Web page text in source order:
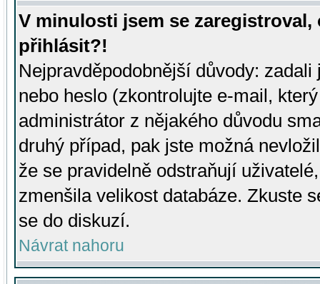
V minulosti jsem se
přihlásit?!
Nejpravděpodobnější důvody:
nebo heslo (zkontrolujte e-mail,
administrátor z nějakého důvodu
druhý případ, pak jste možná
že se pravidelně odstraňují
zmenšila velikost databáze. Zkuste
se do diskuzí.
Návrat nahoru